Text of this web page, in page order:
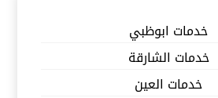
خدمات ابوظبي
خدمات الشارقة
خدمات العين